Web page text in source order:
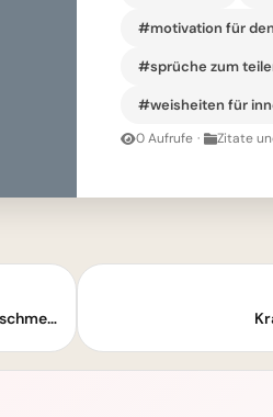
#motivation für
#sprüche zum
#weisheiten für
0 Aufrufe · Zitate
Kochen ist Liebe, die man essen kann – Herzenswärme, die man schmeckt